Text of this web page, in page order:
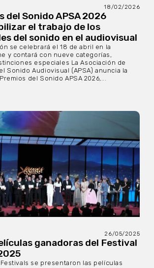
18/02/2026
del Sonido APSA 2026
el trabajo de los
del sonido en el audiovisual
se celebrará el 18 de abril en la
y contará con nueve categorías,
especiales La Asociación de
Sonido Audiovisual (APSA) anuncia la
del Sonido APSA 2026,...
26/05/2025
ganadoras del Festival
se presentaron las películas